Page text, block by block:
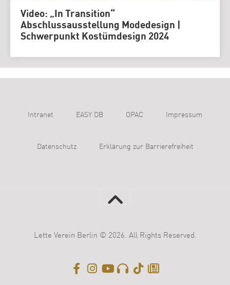
Video: „In Transition“
Abschlussausstellung Modedesign |
Schwerpunkt Kostümdesign 2024
Intranet EASY DB OPAC Impressum
Datenschutz Erklärung zur Barrierefreiheit
Lette Verein Berlin © 2026. All Rights Reserved.